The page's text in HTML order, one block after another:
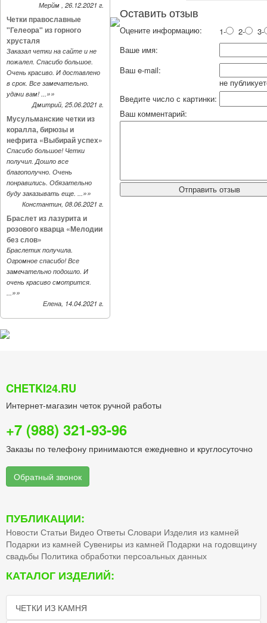
Мерйм , 26.12.2021 г.
Четки православные
"Гелеора" из горного
хрусталя
Заказал четки на сайте и не
пожалел. Спасибо большое.
Очень красиво. И доставлено
в срок. Все замечательно.
удачи вам! ...»»
Дмитрий, 25.06.2021 г.
Мусульманские четки из
коралла, бирюзы и
нефрита «Выбирай успех»
Спасибо большое! Четки
получил. Дошло все
благополучно. Очень
понравились. Обязательно
буду заказывать еще. ...»»
Константин, 08.06.2021 г.
Браслет из лазурита и
розового кварца «Мелодии
без слов»
Браслетик получила.
Огромное спасибо! Все
замечательно подошло. И
очень красиво смотрится.
...»»
Елена, 14.04.2021 г.
Оставить отзыв
Оцените информацию: 1- 2-
3-
Ваше имя:
Ваш e-mail:
не
Введите число с картинки:
Ваш комментарий:
CHETKI24.RU
Интернет-магазин четок ручной работы
+7 (988) 321-93-96
Заказы по телефону принимаются ежедневно и круглосуточно
Обратный звонок
ПУБЛИКАЦИИ:
Новости Статьи Видео Ответы Словари Изделия из камней
Подарки из камней Сувениры из камней Подарки на годовщину
свадьбы Политика обработки персоальных данных
КАТАЛОГ ИЗДЕЛИЙ:
ЧЕТКИ ИЗ КАМНЯ